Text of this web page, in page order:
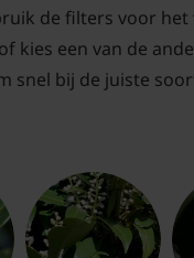
de filters voor het
kies een van de
snel bij de juiste